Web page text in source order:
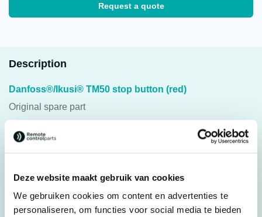
Deze website maakt gebruik van cookies
We gebruiken cookies om content en advertenties te
personaliseren, om functies voor social media te bieden
Request a quote
Description
Danfoss®/Ikusi® TM50 stop button (red)
Original spare part
The Danfoss®/Ikusi® TM50 stop button is no longer
available. There is no alternative available.
Specifications